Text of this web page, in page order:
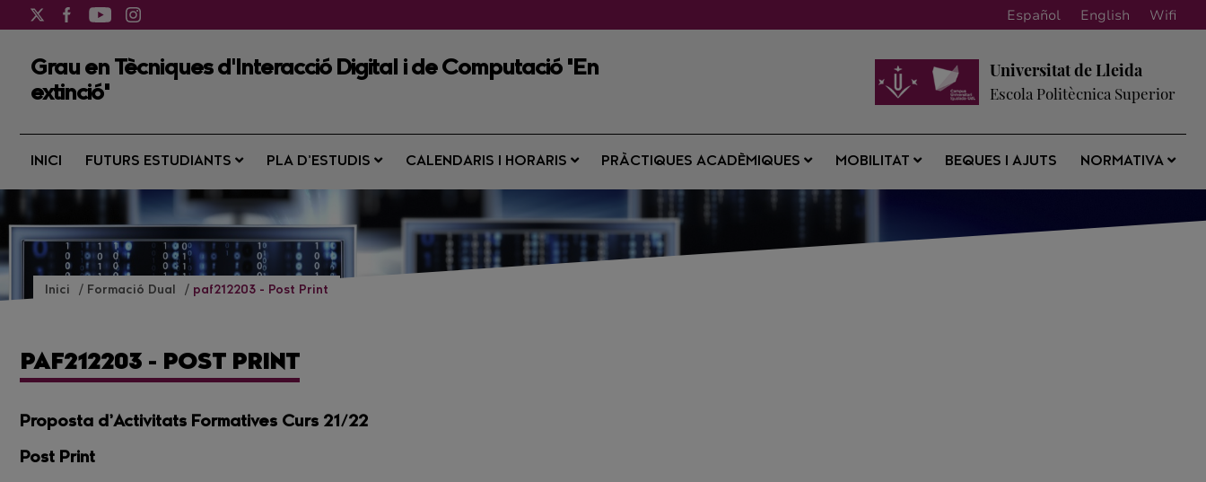
Español English Wifi
Grau en Tècniques d'Interacció Digital i de Computació "En
extinció"
Universitat de Lleida
Escola Politècnica Superior
INICI FUTURS ESTUDIANTS PLA D’ESTUDIS CALENDARIS I HORARIS PRÀCTIQUES ACADÈMIQUES MOBILITAT BEQUES I AJUTS NORMATIVA
Inici Formació Dual paf212203 - Post Print
PAF212203 - POST PRINT
Proposta d’Activitats Formatives Curs 21/22
Post Print